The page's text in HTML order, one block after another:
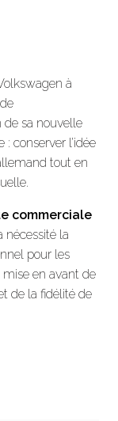
à
sa nouvelle
: conserver l’idée
tout en
commerciale
nécessité la
pour les
mise en avant de
de la fidélité de